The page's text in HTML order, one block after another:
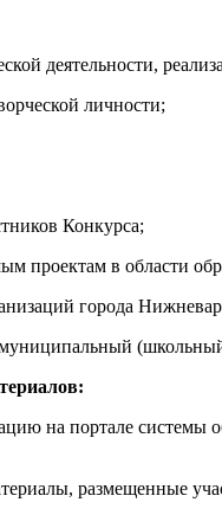
деятельности,
личности;
Конкурса;
проектам в области
города
на портале системы
размещенные